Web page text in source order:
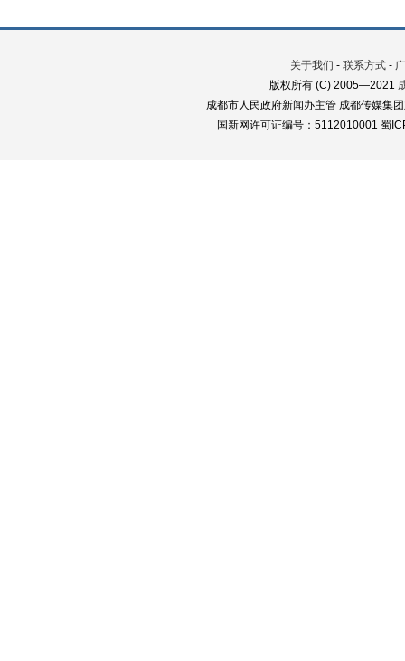
关于我们 - 联系方式 -
版权所有 (C) 2005—2021
成都市人民政府新闻办主管 成都传媒集
国新网许可证编号：5112010001 蜀